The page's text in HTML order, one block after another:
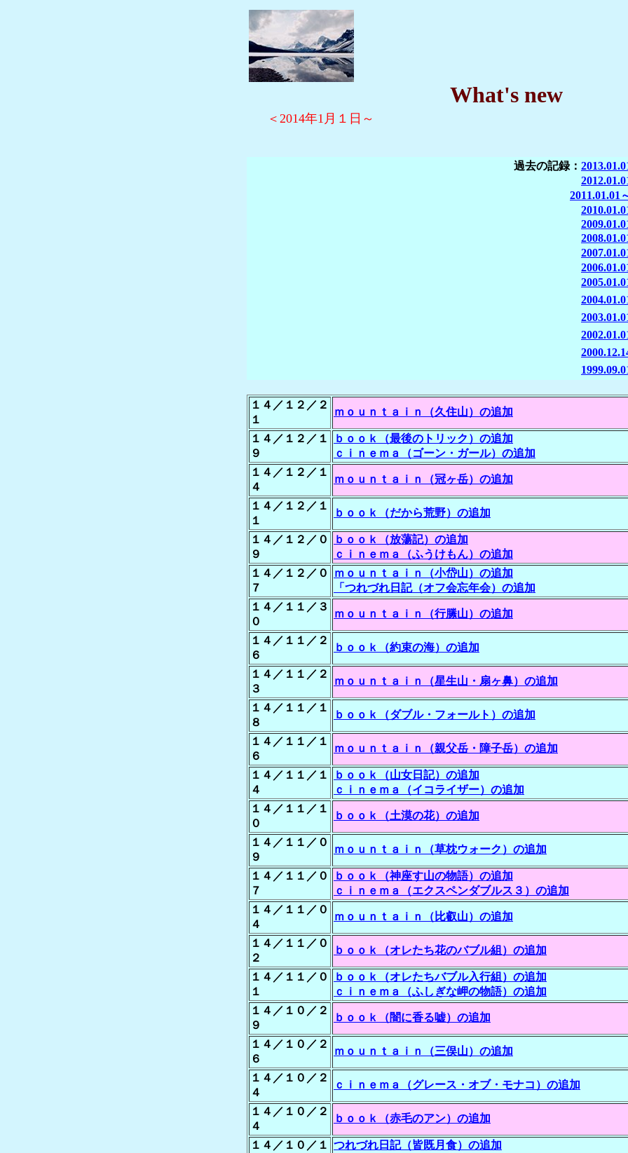
What's new
＜2014年1月１日～
過去の記録：
2011.01.01
１４／１２／２
１
ｍｏｕｎｔａｉｎ（久住山）の追加
１４／１２／１
９
ｂｏｏｋ（最後のトリック）の追加
ｃｉｎｅｍａ（ゴーン・ガール）の追加
１４／１２／１
４
ｍｏｕｎｔａｉｎ（冠ヶ岳）の追加
１４／１２／１
１
ｂｏｏｋ（だから荒野）の追加
１４／１２／０
９
ｂｏｏｋ（放蕩記）の追加
ｃｉｎｅｍａ（ふうけもん）の追加
１４／１２／０
７
ｍｏｕｎｔａｉｎ（小岱山）の追加
「つれづれ日記（オフ会忘年会）の追加
１４／１１／３
０
ｍｏｕｎｔａｉｎ（行縢山）の追加
１４／１１／２
６
ｂｏｏｋ（約束の海）の追加
１４／１１／２
３
ｍｏｕｎｔａｉｎ（星生山・扇ヶ鼻）の追加
１４／１１／１
８
ｂｏｏｋ（ダブル・フォールト）の追加
１４／１１／１
６
ｍｏｕｎｔａｉｎ（親父岳・障子岳）の追加
１４／１１／１
４
ｂｏｏｋ（山女日記）の追加
ｃｉｎｅｍａ（イコライザー）の追加
１４／１１／１
０
ｂｏｏｋ（土漠の花）の追加
１４／１１／０
９
ｍｏｕｎｔａｉｎ（草枕ウォーク）の追加
１４／１１／０
７
ｂｏｏｋ（神座す山の物語）の追加
ｃｉｎｅｍａ（エクスペンダブルス３）の追加
１４／１１／０
４
ｍｏｕｎｔａｉｎ（比叡山）の追加
１４／１１／０
２
ｂｏｏｋ（オレたち花のバブル組）の追加
１４／１１／０
１
ｂｏｏｋ（オレたちバブル入行組）の追加
ｃｉｎｅｍａ（ふしぎな岬の物語）の追加
１４／１０／２
９
ｂｏｏｋ（闇に香る嘘）の追加
１４／１０／２
６
ｍｏｕｎｔａｉｎ（三俣山）の追加
１４／１０／２
４
ｃｉｎｅｍａ（グレース・オブ・モナコ）の追加
１４／１０／２
４
ｂｏｏｋ（赤毛のアン）の追加
１４／１０／１ つれづれ日記（皆既月食）の追加